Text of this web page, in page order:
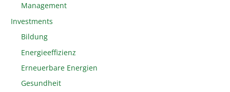
Management
Investments
Bildung
Energieeffizienz
Erneuerbare Energien
Gesundheit